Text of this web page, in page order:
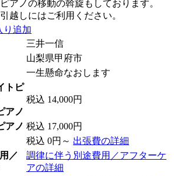
ピアノの移動の斡旋もしております。
引越しにはご利用ください。
り追加
三井一信
山梨県甲府市
一生懸命なおします
トピ
アノ
税込 14,000円
アノ 税込 17,000円
税込 0円～ 出張費の詳細
／
調律に伴う別途費用／アフターケ
アの詳細